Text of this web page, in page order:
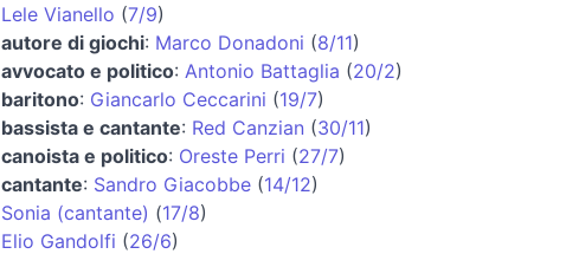
Lele Vianello (7/9)
autore di giochi: Marco Donadoni (8/11)
avvocato e politico: Antonio Battaglia (20/2)
baritono: Giancarlo Ceccarini (19/7)
bassista e cantante: Red Canzian (30/11)
canoista e politico: Oreste Perri (27/7)
cantante: Sandro Giacobbe(14/12)
Sonia (cantante) (17/8)
Elio Gandolfi (26/6)